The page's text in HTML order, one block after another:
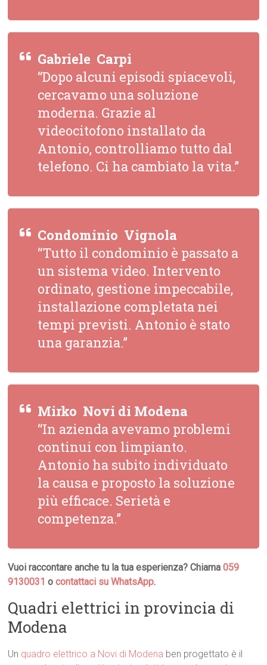
Gabriele  Carpi
“Dopo alcuni episodi spiacevoli,
cercavamo una soluzione
moderna. Grazie al
videocitofono installato da
Antonio, controlliamo tutto dal
telefono. Ci ha cambiato la vita.”
Condominio  Vignola
“Tutto il condominio è passato a
un sistema video. Intervento
ordinato, gestione impeccabile,
installazione completata nei
tempi previsti. Antonio è stato
una garanzia.”
Mirko  Novi di Modena
“In azienda avevamo problemi
continui con limpianto.
Antonio ha subito individuato
la causa e proposto la soluzione
più efficace. Serietà e
competenza.”
Vuoi raccontare anche tu la tua esperienza? Chiama059
9130031 ocontattaci su WhatsApp.
Quadri elettrici in provincia di
Modena
Un quadro elettrico a Novi di Modena ben progettato è il